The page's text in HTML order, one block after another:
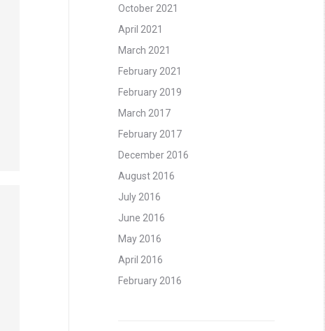
October 2021
April 2021
March 2021
February 2021
February 2019
March 2017
February 2017
December 2016
August 2016
July 2016
June 2016
May 2016
April 2016
February 2016